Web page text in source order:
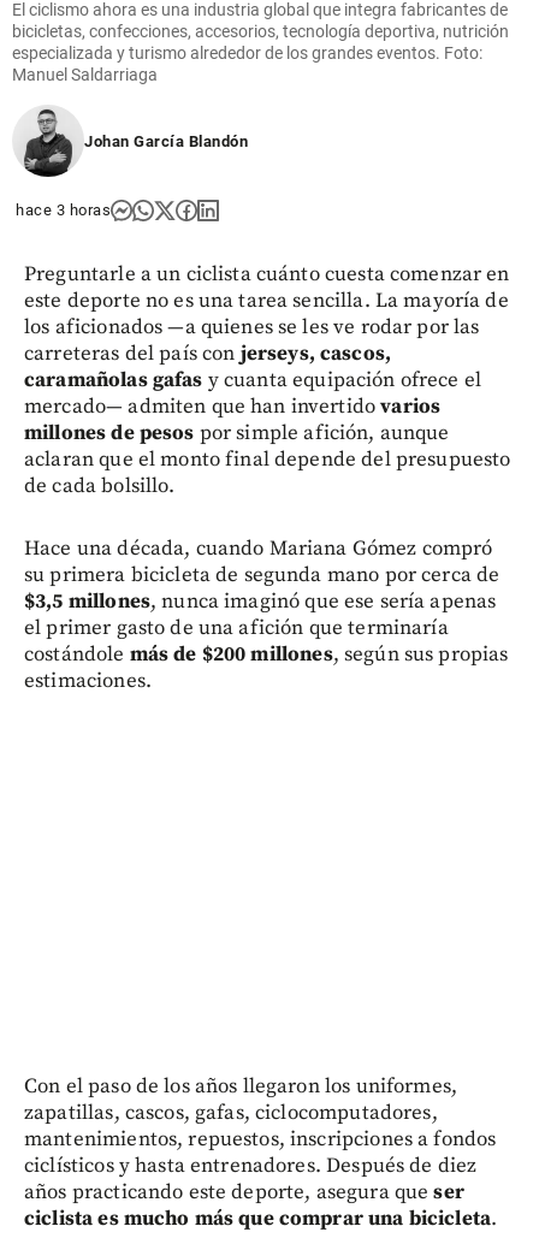
El ciclismo ahora es una industria global que integra fabricantes de
bicicletas, confecciones, accesorios, tecnología deportiva, nutrición
especializada y turismo alrededor de los grandes eventos. Foto:
Manuel Saldarriaga
Johan García Blandón
hace 3 horas
Preguntarle a un ciclista cuánto cuesta comenzar en
este deporte no es una tarea sencilla. La mayoría de
los aficionados —a quienes se les ve rodar por las
carreteras del país con jerseys, cascos,
caramañolas gafas y cuanta equipación ofrece el
mercado— admiten que han invertidovarios
millones de pesos por simple afición, aunque
aclaran que el monto final depende del presupuesto
de cada bolsillo.
Hace una década, cuando Mariana Gómez compró
su primera bicicleta de segunda mano por cerca de
$3,5 millones, nunca imaginó que ese sería apenas
el primer gasto de una afición que terminaría
costándole más de $200 millones, según sus propias
estimaciones.
Con el paso de los años llegaron los uniformes,
zapatillas, cascos, gafas, ciclocomputadores,
mantenimientos, repuestos, inscripciones a fondos
ciclísticos y hasta entrenadores. Después de diez
años practicando este deporte, asegura queser
ciclista es mucho más que comprar una bicicleta.